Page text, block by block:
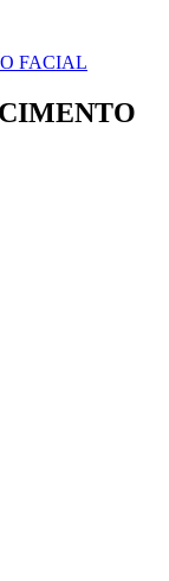
FACIAL